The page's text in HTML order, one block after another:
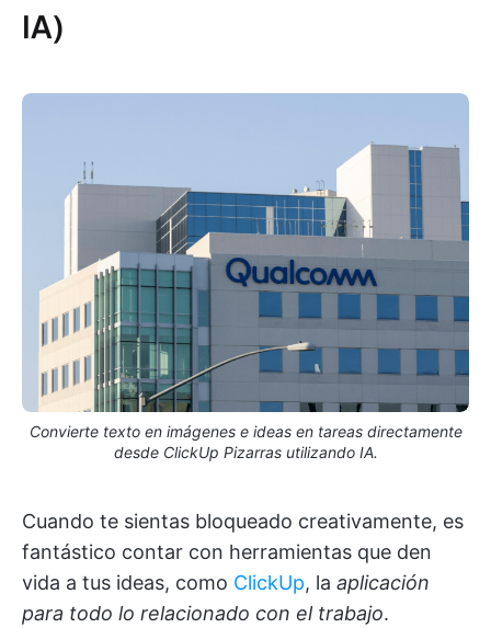
IA)
Convierte texto en imágenes e ideas en tareas directamente
desde ClickUp Pizarras utilizando IA.
Cuando te sientas bloqueado creativamente, es
fantástico contar con herramientas que den
vida a tus ideas, como ClickUp, la aplicación
para todo lo relacionado con el trabajo.